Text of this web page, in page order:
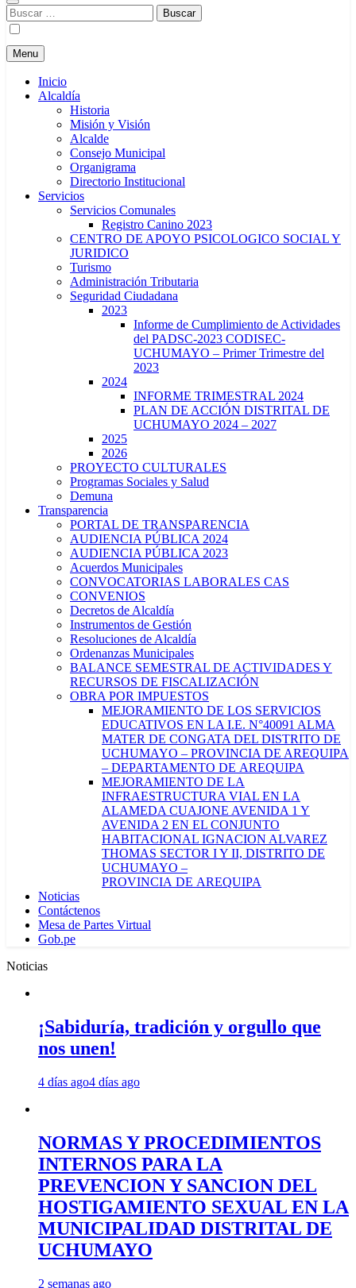
Buscar:
Menu
Inicio
Alcaldía
Historia
Misión y Visión
Alcalde
Consejo Municipal
Organigrama
Directorio Institucional
Servicios
Servicios Comunales
Registro Canino 2023
CENTRO DE APOYO PSICOLOGICO SOCIAL Y
JURIDICO
Turismo
Administración Tributaria
Seguridad Ciudadana
2023
Informe de Cumplimiento de Actividades
del PADSC-2023 CODISEC-
UCHUMAYO – Primer Trimestre del
2023
2024
INFORME TRIMESTRAL 2024
PLAN DE ACCIÓN DISTRITAL DE
UCHUMAYO 2024 – 2027
2025
2026
PROYECTO CULTURALES
Programas Sociales y Salud
Demuna
Transparencia
PORTAL DE TRANSPARENCIA
AUDIENCIA PÚBLICA 2024
AUDIENCIA PÚBLICA 2023
Acuerdos Municipales
CONVOCATORIAS LABORALES CAS
CONVENIOS
Decretos de Alcaldía
Instrumentos de Gestión
Resoluciones de Alcaldía
Ordenanzas Municipales
BALANCE SEMESTRAL DE ACTIVIDADES Y
RECURSOS DE FISCALIZACIÓN
OBRA POR IMPUESTOS
MEJORAMIENTO DE LOS SERVICIOS
EDUCATIVOS EN LA I.E. N°40091 ALMA
MATER DE CONGATA DEL DISTRITO DE
UCHUMAYO – PROVINCIA DE AREQUIPA
– DEPARTAMENTO DE AREQUIPA
MEJORAMIENTO DE LA
INFRAESTRUCTURA VIAL EN LA
ALAMEDA CUAJONE AVENIDA 1 Y
AVENIDA 2 EN EL CONJUNTO
HABITACIONAL IGNACION ALVAREZ
THOMAS SECTOR I Y II, DISTRITO DE
UCHUMAYO –
PROVINCIA DE AREQUIPA
Noticias
Contáctenos
Mesa de Partes Virtual
Gob.pe
Noticias
¡Sabiduría, tradición y orgullo que
nos unen!
4 días ago4 días ago
NORMAS Y PROCEDIMIENTOS
INTERNOS PARA LA
PREVENCION Y SANCION DEL
HOSTIGAMIENTO SEXUAL EN LA
MUNICIPALIDAD DISTRITAL DE
UCHUMAYO
2 semanas ago